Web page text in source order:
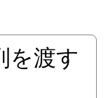
を渡す